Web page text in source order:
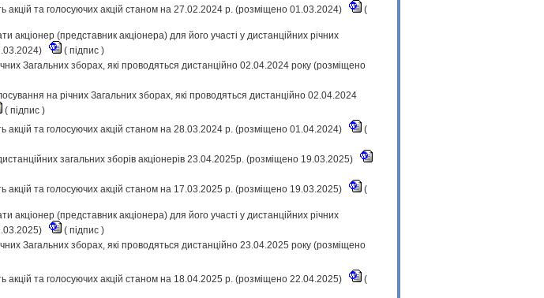
акцій та голосуючих акцій станом на 27.02.2024 р. (розміщено 01.03.2024)
(
акціонер (представник акціонера) для його участі у дистанційних річних
( підпис )
Загальних зборах, які проводяться дистанційно 02.04.2024 року (розміщено
на річних Загальних зборах, які проводяться дистанційно 02.04.2024
( підпис )
акцій та голосуючих акцій станом на 28.03.2024 р. (розміщено 01.04.2024)
(
загальних зборів акціонерів 23.04.2025р. (розміщено 19.03.2025)
акцій та голосуючих акцій станом на 17.03.2025 р. (розміщено 19.03.2025)
(
акціонер (представник акціонера) для його участі у дистанційних річних
( підпис )
Загальних зборах, які проводяться дистанційно 23.04.2025 року (розміщено
акцій та голосуючих акцій станом на 18.04.2025 р. (розміщено 22.04.2025)
(